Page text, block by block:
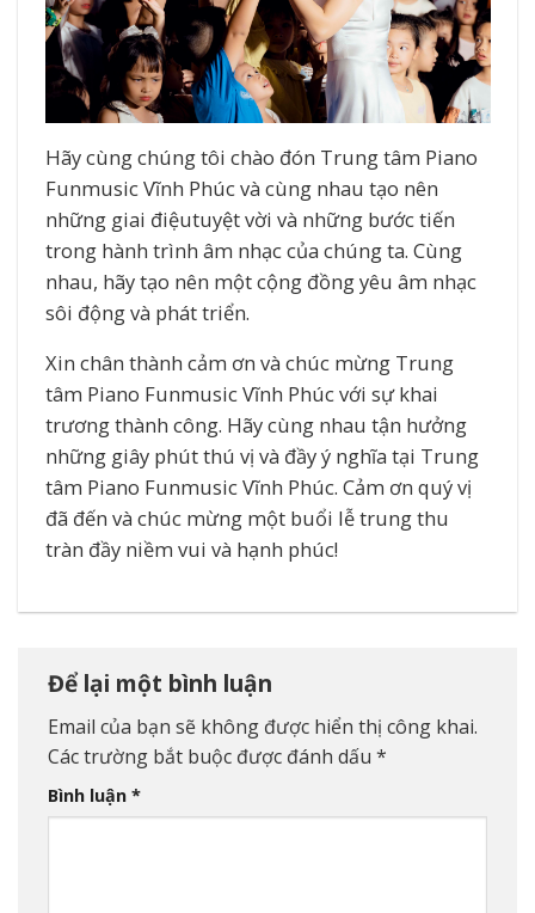
Hãy cùng chúng tôi chào đón Trung tâm Piano
Funmusic Vĩnh Phúc và cùng nhau tạo nên
những giai điệutuyệt vời và những bước tiến
trong hành trình âm nhạc của chúng ta. Cùng
nhau, hãy tạo nên một cộng đồng yêu âm nhạc
sôi động và phát triển.
Xin chân thành cảm ơn và chúc mừng Trung
tâm Piano Funmusic Vĩnh Phúc với sự khai
trương thành công. Hãy cùng nhau tận hưởng
những giây phút thú vị và đầy ý nghĩa tại Trung
tâm Piano Funmusic Vĩnh Phúc. Cảm ơn quý vị
đã đến và chúc mừng một buổi lễ trung thu
tràn đầy niềm vui và hạnh phúc!
Để lại một bình luận
Email của bạn sẽ không được hiển thị công khai.
Các trường bắt buộc được đánh dấu *
Bình luận *